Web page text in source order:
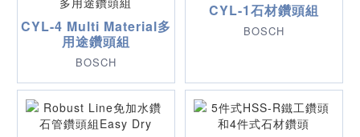
CYL-4 Multi Material多
用途鑽頭組
BOSCH
CYL-1石材鑽頭組
BOSCH